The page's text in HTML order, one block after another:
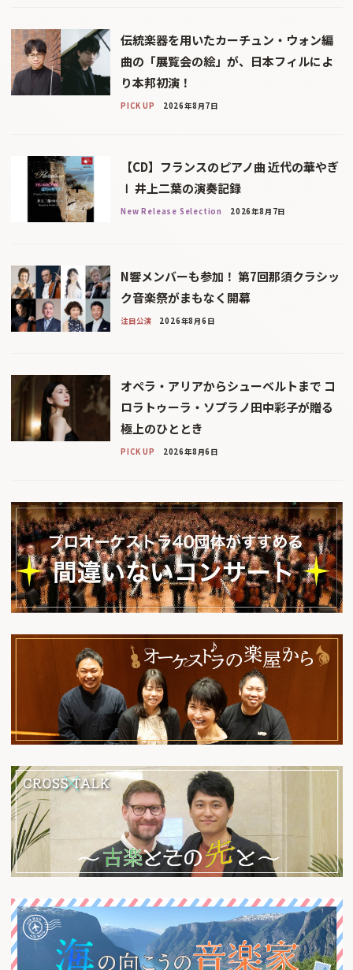
伝統楽器を用いたカーチュン・ウォン編
曲の「展覧会の絵」が、日本フィルによ
り本邦初演！
PICK UP 2026年8月7日
【CD】フランスのピアノ曲 近代の華やぎ
Ⅰ 井上二葉の演奏記録
New Release Selection 2026年8月7日
N響メンバーも参加！ 第7回那須クラシッ
ク音楽祭がまもなく開幕
注目公演 2026年8月6日
オペラ・アリアからシューベルトまで コ
ロラトゥーラ・ソプラノ田中彩子が贈る
極上のひととき
PICK UP 2026年8月6日